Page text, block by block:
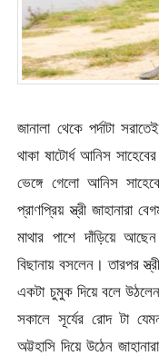
জানালা থেকে পর্দাটা
থাকা ষাটোর্ধ আনিস
ভেঙ্গে গেলো আনিস
প্রাণপ্রিয় স্ত্রী জাহানারা
মাথার পাশে দাঁড়িয়ে
বিছানায় বসলেন। তারপর
একটা চুমুক দিয়ে বলে
সকালে সূর্যের রোদ টা
অট্টহাসি দিয়ে উঠেন